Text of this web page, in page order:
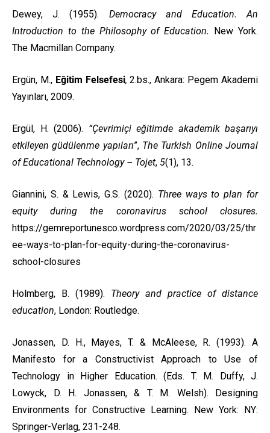
Dewey, J. (1955). Democracy and Education. An
Introduction to the Philosophy of Education. New York.
The Macmillan Company.
Ergün, M., Eğitim Felsefesi,2.bs., Ankara: Pegem Akademi
Yayınları, 2009.
Ergül, H. (2006). “Çevrimiçi eğitimde akademik başarıyı
etkileyen güdülenme yapıları”, The Turkish Online Journal
of Educational Technology – Tojet, 5(1), 13.
Giannini, S. & Lewis, G.S. (2020). Three ways to plan for
equity during the coronavirus school closures.
https://gemreportunesco.wordpress.com/2020/03/25/thr
ee-ways-to-plan-for-equity-during-the-coronavirus-
school-closures
Holmberg, B. (1989). Theory and practice of distance
education, London: Routledge.
Jonassen, D. H., Mayes, T. & McAleese, R. (1993). A
Manifesto for a Constructivist Approach to Use of
Technology in Higher Education. (Eds. T. M. Duffy, J.
Lowyck, D. H. Jonassen, & T. M. Welsh). Designing
Environments for Constructive Learning. New York: NY:
Springer-Verlag, 231-248.